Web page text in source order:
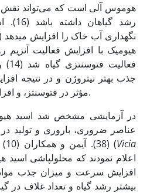
هوموس آلی است که می‌تواند نقش
رشد
هیومیک با افزایش فعالیت
جذب بهتر نیتروژن و در نتیجه
مؤثر در فتوسنتز، و افزایش رشد می‌شود (15).
در آزمایشی مشخص شد اسید
عناصر ضروری، باروری و تولید در
(38). آیمن و همکاران (10) در مطالعه روی باقلا (Vicia
افزایش سرعت و میزان جذب
بیشتر رشد گیاه و تعداد غلاف در